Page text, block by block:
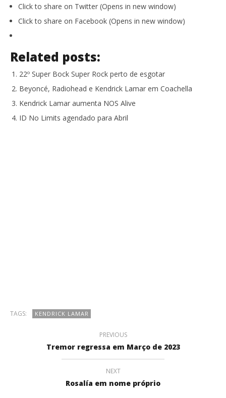
Click to share on Twitter (Opens in new window)
Click to share on Facebook (Opens in new window)
Related posts:
22º Super Bock Super Rock perto de esgotar
Beyoncé, Radiohead e Kendrick Lamar em Coachella
Kendrick Lamar aumenta NOS Alive
ID No Limits agendado para Abril
TAGS: KENDRICK LAMAR
PREVIOUS
Tremor regressa em Março de 2023
NEXT
Rosalía em nome próprio